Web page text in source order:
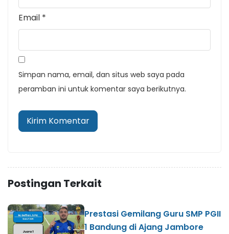
Email *
Simpan nama, email, dan situs web saya pada
peramban ini untuk komentar saya berikutnya.
Postingan Terkait
Prestasi Gemilang Guru SMP PGII
1 Bandung di Ajang Jambore